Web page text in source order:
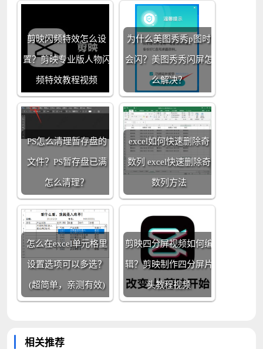
剪映闪频特效怎么设
置？剪映专业版人物闪
频特效教程视频
为什么美图秀秀p图时
会闪？美图秀秀闪屏怎
么解决？
PS怎么清理暂存盘的
文件？PS暂存盘已满
怎么清理？
excel如何快速删除奇
数列 excel快速删除奇
数列方法
怎么在excel单元格里
设置选项可以多选？
(超简单，亲测有效)
剪映四分屏视频如何编
辑？剪映制作四分屏片
头教程视频
相关推荐